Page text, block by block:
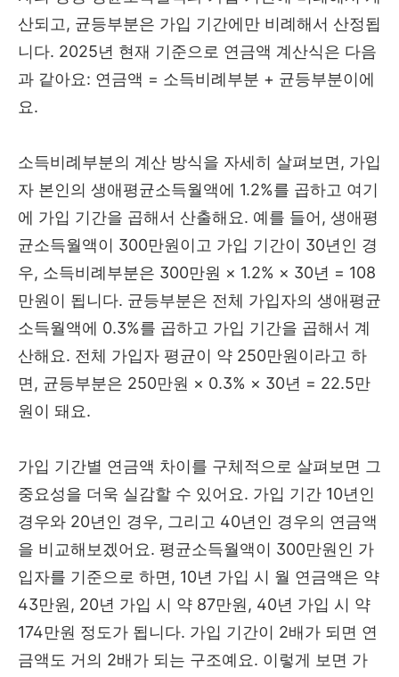
산되고, 균등부분은 가입 기간에만 비례해서 산정됩
니다. 2025년 현재 기준으로 연금액 계산식은 다음
과 같아요: 연금액 = 소득비례부분 + 균등부분이에
요.
소득비례부분의 계산 방식을 자세히 살펴보면, 가입
자 본인의 생애평균소득월액에 1.2%를 곱하고 여기
에 가입 기간을 곱해서 산출해요. 예를 들어, 생애평
균소득월액이 300만원이고 가입 기간이 30년인 경
우, 소득비례부분은 300만원 × 1.2% × 30년 = 108
만원이 됩니다. 균등부분은 전체 가입자의 생애평균
소득월액에 0.3%를 곱하고 가입 기간을 곱해서 계
산해요. 전체 가입자 평균이 약 250만원이라고 하
면, 균등부분은 250만원 × 0.3% × 30년 = 22.5만
원이 돼요.
가입 기간별 연금액 차이를 구체적으로 살펴보면 그
중요성을 더욱 실감할 수 있어요. 가입 기간 10년인
경우와 20년인 경우, 그리고 40년인 경우의 연금액
을 비교해보겠어요. 평균소득월액이 300만원인 가
입자를 기준으로 하면, 10년 가입 시 월 연금액은 약
43만원, 20년 가입 시 약 87만원, 40년 가입 시 약
174만원 정도가 됩니다. 가입 기간이 2배가 되면 연
금액도 거의 2배가 되는 구조예요. 이렇게 보면 가